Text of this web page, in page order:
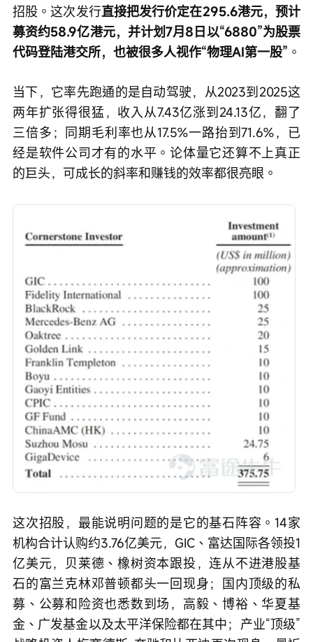
招股。这次发行直接把发行价定在295.6港元，预计
募资约58.9亿港元，并计划7月8日以“6880”为股票
代码登陆港交所，也被很多人视作“物理AI第一股” 。
当下，它率先跑通的是自动驾驶，从2023到2025这
两年扩张得很猛，收入从7.43亿涨到24.13亿，翻了
三倍多；同期毛利率也从17.5%一路抬到71.6%，已
经是软件公司才有的水平。论体量它还算不上真正
的巨头，可成长的斜率和赚钱的效率都很亮眼。
这次招股，最能说明问题的是它的基石阵容。14家
机构合计认购约3.76亿美元，GIC、富达国际各领投1
亿美元，贝莱德、橡树资本跟投，连从不进港股基
石的富兰克林邓普顿都头一回现身；国内顶级的私
募、公募和险资也悉数到场，高毅、博裕、华夏基
金、广发基金以及太平洋保险都在其中；产业“顶级”